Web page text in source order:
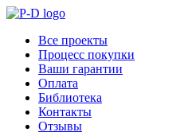
Все проекты
Процесс покупки
Ваши гарантии
Оплата
Библиотека
Контакты
Отзывы